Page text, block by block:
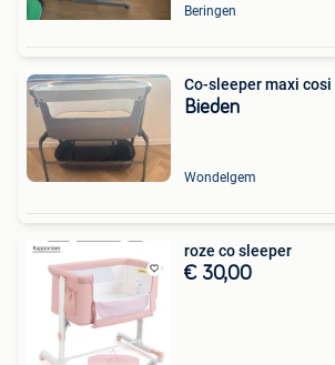
Beringen
Co-sleeper maxi cosi
Bieden
Wondelgem
roze co sleeper
€ 30,00